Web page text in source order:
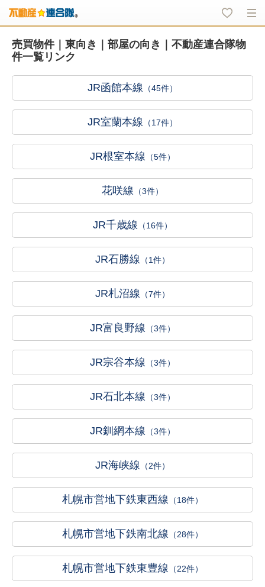
売買物件｜東向き｜部屋の向き｜不動産連合隊物
件一覧リンク
JR函館本線 （45件）
JR室蘭本線 （17件）
JR根室本線 （5件）
花咲線 （3件）
JR千歳線 （16件）
JR石勝線 （1件）
JR札沼線 （7件）
JR富良野線 （3件）
JR宗谷本線 （3件）
JR石北本線 （3件）
JR釧網本線 （3件）
JR海峡線 （2件）
札幌市営地下鉄東西線 （18件）
札幌市営地下鉄南北線 （28件）
札幌市営地下鉄東豊線 （22件）